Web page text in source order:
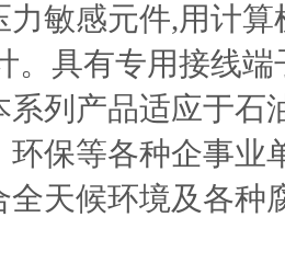
力敏感元件,用计算
。具有专用接线端
列产品适应于石
保等各种企事业
天候环境及各种